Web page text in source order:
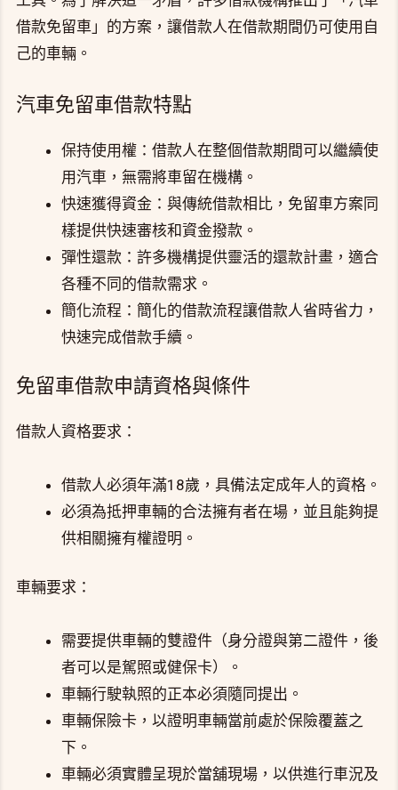
借款免留車」的方案，讓借款人在借款期間仍可使用自
己的車輛。
汽車免留車借款特點
保持使用權：借款人在整個借款期間可以繼續使
用汽車，無需將車留在機構。
快速獲得資金：與傳統借款相比，免留車方案同
樣提供快速審核和資金撥款。
彈性還款：許多機構提供靈活的還款計畫，適合
各種不同的借款需求。
簡化流程：簡化的借款流程讓借款人省時省力，
快速完成借款手續。
免留車借款申請資格與條件
借款人資格要求：
借款人必須年滿18歲，具備法定成年人的資格。
必須為抵押車輛的合法擁有者在場，並且能夠提
供相關擁有權證明。
車輛要求：
需要提供車輛的雙證件（身分證與第二證件，後
者可以是駕照或健保卡）。
車輛行駛執照的正本必須隨同提出。
車輛保險卡，以證明車輛當前處於保險覆蓋之
下。
車輛必須實體呈現於當舖現場，以供進行車況及